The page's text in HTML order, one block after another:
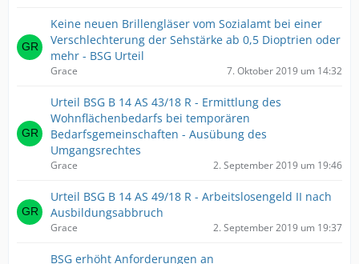
Keine neuen Brillengläser vom Sozialamt bei einer
Verschlechterung der Sehstärke ab 0,5 Dioptrien oder
mehr - BSG Urteil
Grace 7. Oktober 2019 um 14:32
Urteil BSG B 14 AS 43/18 R - Ermittlung des
Wohnflächenbedarfs bei temporären
Bedarfsgemeinschaften - Ausübung des
Umgangsrechtes
Grace 2. September 2019 um 19:46
Urteil BSG B 14 AS 49/18 R - Arbeitslosengeld II nach
Ausbildungsabbruch
Grace 2. September 2019 um 19:37
BSG erhöht Anforderungen an